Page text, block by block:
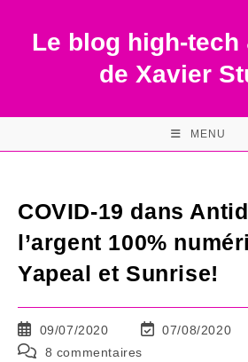
contentLe blog high-tech
de Xavier
MENU
COVID-19 dans
l’argent 100%
Yapeal et Sunrise!
Publication
publiée :
09/07/2020
Dernière
07/08/2020
Commentaires
8 commentaires